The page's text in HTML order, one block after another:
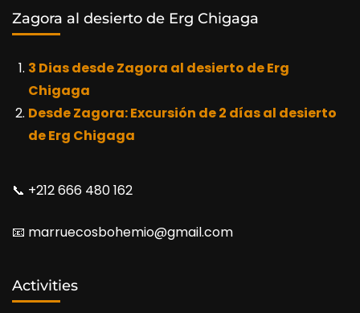
Zagora al desierto de Erg Chigaga
3 Dias desde Zagora al desierto de Erg
Chigaga
Desde Zagora: Excursión de 2 días al desierto
de Erg Chigaga
📞​ +212 666 480 162
📧​ marruecosbohemio@gmail.com
Activities